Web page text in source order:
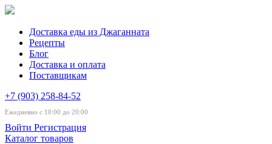
Доставка еды из Джаганната
Рецепты
Блог
Доставка и оплата
Поставщикам
+7 (903) 258-84-52
Ежедневно с 10:00 до 20:00
Войти Регистрация
Каталог товаров